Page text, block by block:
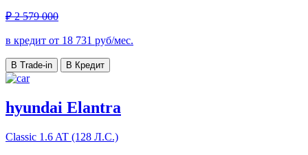
₽ 2 579 000
в кредит от 18 731 руб/мес.
В Trade-in В Кредит
hyundai Elantra
Classic 1.6 AT (128 Л.С.)